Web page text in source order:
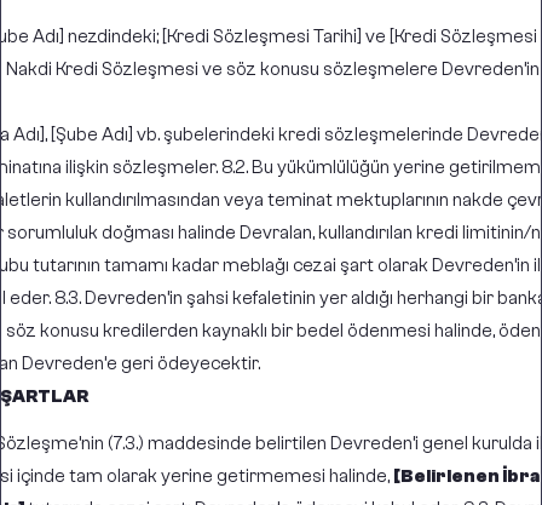
Adı] nezdindeki; [Kredi Sözleşmesi Tarihi] ve [Kredi
Nakdi Kredi Sözleşmesi ve söz konusu sözleşmelere
Adı], [Şube Adı] vb. şubelerindeki kredi sözleşmelerinde
ilişkin sözleşmeler. 8.2. Bu yükümlülüğün yerine
kullandırılmasından veya teminat mektuplarının nakde
doğması halinde Devralan, kullandırılan kredi limitinin/
tutarının tamamı kadar meblağı cezai şart olarak Devreden’in
8.3. Devreden’in şahsi kefaletinin yer aldığı herhangi bir
söz konusu kredilerden kaynaklı bir bedel ödenmesi halinde,
Devreden’e geri ödeyecektir.
Sözleşme’nin (7.3.) maddesinde belirtilen Devreden’i genel
içinde tam olarak yerine getirmemesi halinde, [Belirlenen İbra